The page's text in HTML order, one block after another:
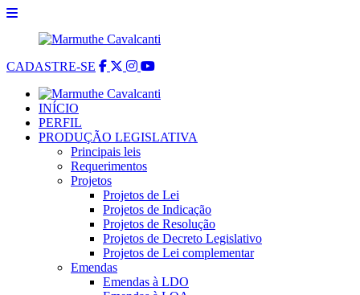
CADASTRE-SE
INÍCIO
PERFIL
PRODUÇÃO LEGISLATIVA
Principais leis
Requerimentos
Projetos
Projetos de Lei
Projetos de Indicação
Projetos de Resolução
Projetos de Decreto Legislativo
Projetos de Lei complementar
Emendas
Emendas à LDO